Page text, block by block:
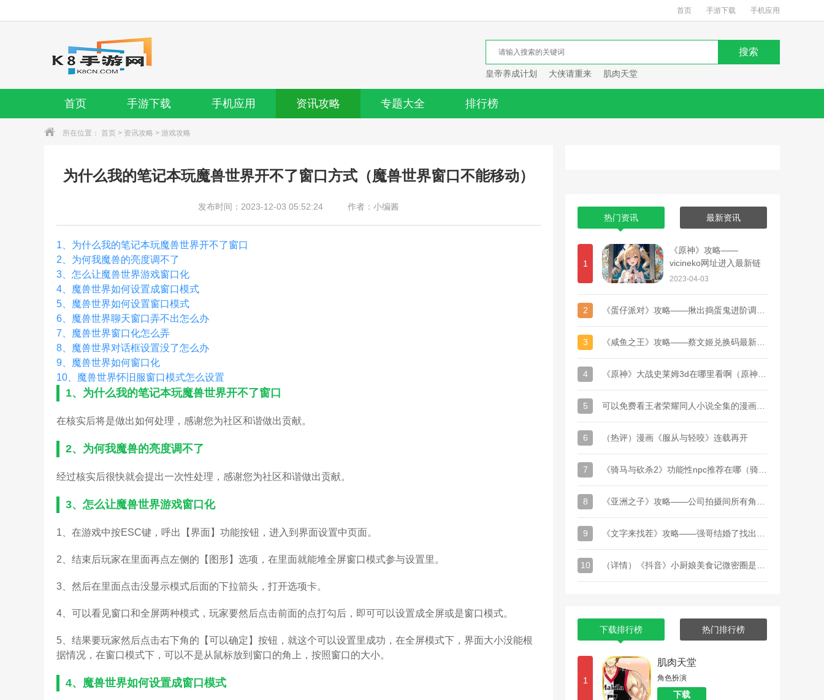
首页 手游下载 手机应用
皇帝养成计划 大侠请重来 肌肉天堂
首页 手游下载 手机应用 资讯攻略 专题大全 排行榜
所在位置： 首页 > 资讯攻略 > 游戏攻略
为什么我的笔记本玩魔兽世界开不了窗口方式（魔兽世界窗口不能移动）
发布时间：2023-12-03 05:52:24 作者：小编酱
1、 为什么我的笔记本玩魔兽世界开不了窗口
2、 为何我魔兽的亮度调不了
3、 怎么让魔兽世界游戏窗口化
4、 魔兽世界如何设置成窗口模式
5、 魔兽世界如何设置窗口模式
6、 魔兽世界聊天窗口弄不出怎么办
7、 魔兽世界窗口化怎么弄
8、 魔兽世界对话框设置没了怎么办
9、 魔兽世界如何窗口化
10、 魔兽世界怀旧服窗口模式怎么设置
1、 为什么我的笔记本玩魔兽世界开不了窗口
在核实后将是做出如何处理，感谢您为社区和谐做出贡献。
2、 为何我魔兽的亮度调不了
经过核实后很快就会提出一次性处理，感谢您为社区和谐做出贡献。
3、 怎么让魔兽世界游戏窗口化
1、在游戏中按ESC键，呼出【界面】功能按钮，进入到界面设置中页面。
2、结束后玩家在里面再点左侧的【图形】选项，在里面就能堆全屏窗口模式参与设置里。
3、然后在里面点击没显示模式后面的下拉箭头，打开选项卡。
4、可以看见窗口和全屏两种模式，玩家要然后点击前面的点打勾后，即可可以设置成全屏或是窗口模式。
5、结果要玩家然后点击右下角的【可以确定】按钮，就这个可以设置里成功，在全屏模式下，界面大小没能根
据情况，在窗口模式下，可以不是从鼠标放到窗口的角上，按照窗口的大小。
4、 魔兽世界如何设置成窗口模式
热门资讯 最新资讯
1
《原神》攻略——
vicineko网址进入最新链
接
2023-04-03
2
3
4
5
6 （热评）漫画《服从与轻咬》连载再开
7
8
9
10
下载排行榜 热门排行榜
1
肌肉天堂
角色扮演
下载